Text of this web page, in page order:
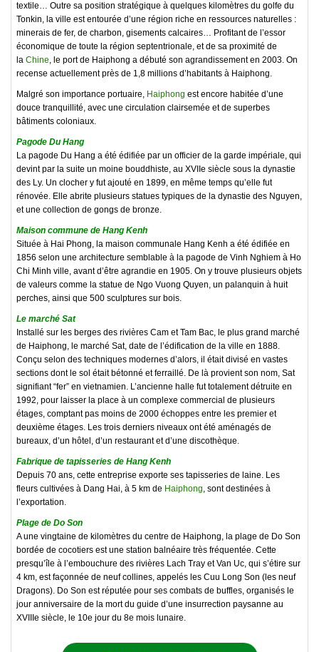
textile… Outre sa position stratégique à quelques kilomètres du golfe du
Tonkin, la ville est entourée d’une région riche en ressources naturelles :
minerais de fer, de charbon, gisements calcaires… Profitant de l’essor
économique de toute la région septentrionale, et de sa proximité de
la Chine, le port de Haiphong a débuté son agrandissement en 2003. On
recense actuellement près de 1,8 millions d’habitants à Haiphong.
Malgré son importance portuaire, Haiphong est encore habitée d’une
douce tranquillité, avec une circulation clairse­mée et de superbes
bâtiments coloniaux.
Pagode Du Hang
La pagode Du Hang a été édifiée par un officier de la garde impériale, qui
devint par la suite un moine bouddhiste, au XVIIe siècle sous la dynastie
des Ly. Un clocher y fut ajouté en 1899, en même temps qu’elle fut
rénovée. Elle abrite plusieurs statues typiques de la dynastie des Nguyen,
et une collection de gongs de bronze.
Maison commune de Hang Kenh
Située à Hai Phong, la maison communale Hang Kenh a été édifiée en
1856 selon une architecture semblable à la pagode de Vinh Nghiem à Ho
Chi Minh ville, avant d’être agrandie en 1905. On y trouve plusieurs objets
de valeurs comme la statue de Ngo Vuong Quyen, un palanquin à huit
perches, ainsi que 500 sculptures sur bois.
Le marché Sat
Installé sur les berges des rivières Cam et Tam Bac, le plus grand marché
de Haiphong, le marché Sat, date de l’édification de la ville en 1888.
Conçu selon des techniques modernes d’alors, il était divisé en vastes
sections dont le sol était bétonné et ferraillé. De là provient son nom, Sat
signifiant “fer” en vietnamien. L’ancienne halle fut totalement détruite en
1992, pour laisser la place à un complexe commercial de plusieurs
étages, comptant pas moins de 2000 échoppes entre les premier et
deuxième étages. Les trois derniers niveaux ont été aménagés de
bureaux, d’un hôtel, d’un restaurant et d’une discothèque.
Fabrique de tapisseries de Hang Kenh
Depuis 70 ans, cette entreprise exporte ses tapisseries de laine. Les
fleurs cultivées à Dang Hai, à 5 km de Haiphong, sont destinées à
l’exportation.
Plage de Do Son
A une vingtaine de kilomètres du centre de Haiphong, la plage de Do Son
bordée de cocotiers est une station balnéaire très fréquentée. Cette
presqu’île à l’embouchure des rivières Lach Tray et Van Uc, qui s’étire sur
4 km, est façonnée de neuf collines, appelés les Cuu Long Son (les neuf
Dragons). Do Son est réputée pour ses combats de buffles, organisés le
jour anniversaire de la mort du guide d’une insurrection paysanne au
XVIIIe siècle, le 10e jour du 8e mois lunaire.